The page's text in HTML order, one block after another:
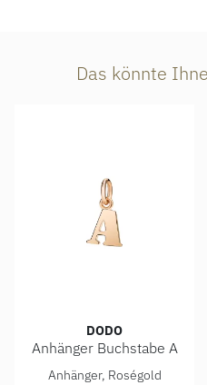
Das könnte
DODO
Anhänger Buchstabe A
DoDo Anhänger Buchstabe
Anhänger, Roségold